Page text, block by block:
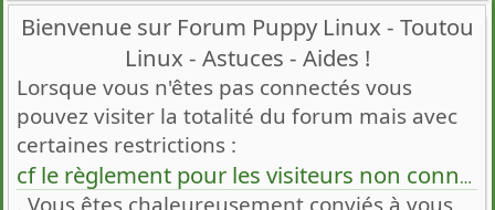
Bienvenue sur Forum Puppy Linux - Toutou
Linux - Astuces - Aides !
Lorsque vous n'êtes pas connectés vous
pouvez visiter la totalité du forum mais avec
certaines restrictions :
cf le règlement pour les visiteurs non connectés
. Vous êtes chaleureusement conviés à vous